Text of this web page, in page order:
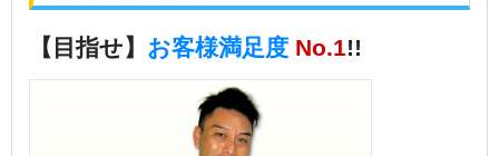
【目指せ】 お客様満足度 No.1!!